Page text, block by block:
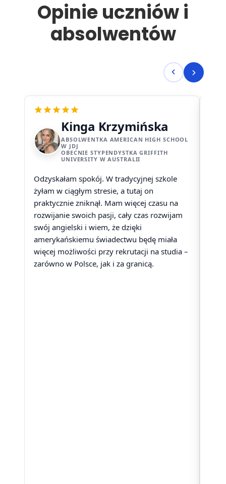
Opinie uczniów i
absolwentów
Kinga Krzymińska
ABSOLWENTKA AMERICAN HIGH SCHOOL
W JDJ
OBECNIE STYPENDYSTKA GRIFFITH
UNIVERSITY W AUSTRALII
Odzyskałam spokój. W tradycyjnej szkole
żyłam w ciągłym stresie, a tutaj on
praktycznie zniknął. Mam więcej czasu na
rozwijanie swoich pasji, cały czas rozwijam
swój angielski i wiem, że dzięki
amerykańskiemu świadectwu będę miała
więcej możliwości przy rekrutacji na studia –
zarówno w Polsce, jak i za granicą.